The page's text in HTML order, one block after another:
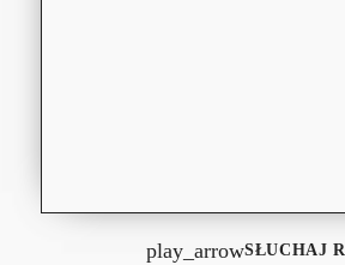
play_arrowSŁUCHAJ